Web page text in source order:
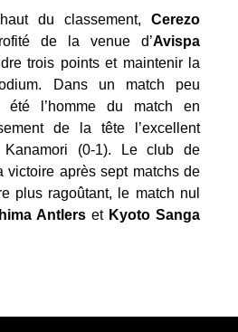
du classement, Cerezo
de la venue d’Avispa
trois points et maintenir la
Dans un match peu
été l’homme du match en
de la tête l’excellent
Kanamori (0-1). Le club de
victoire après sept matchs de
plus ragoûtant, le match nul
Antlers et Kyoto Sanga